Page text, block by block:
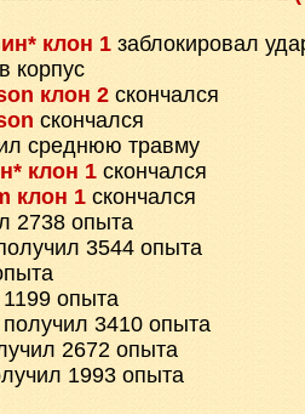
клон 1 заблокировал
в корпус
клон 2 скончался
скончался
среднюю травму
клон 1 скончался
клон 1 скончался
2738 опыта
3544 опыта
опыта
получил 3410 опыта
2672 опыта
1993 опыта